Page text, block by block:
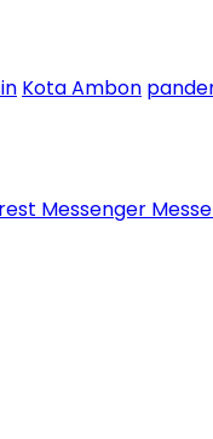
Kota Ambon
Messenger